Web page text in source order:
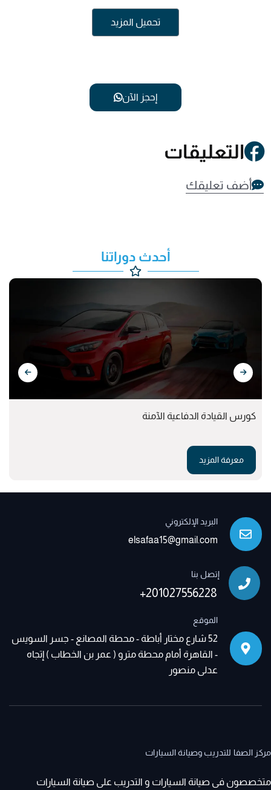
تحميل المزيد
إحجز الآن
التعليقات
أضف تعليقك
أحدث دوراتنا
كورس القيادة الدفاعية الآمنة
معرفة المزيد
البريد الإلكتروني
elsafaa15@gmail.com
إتصل بنا
+201027556228
الموقع
52 شارع مختار أباطة - محطة المصانع - جسر السويس
- القاهرة أمام محطة مترو ( عمر بن الخطاب ) إتجاه
عدلى منصور
مركز الصفا للتدريب وصيانة السيارات
متخصصون فى صيانة السيارات و التدريب على صيانة السيارات